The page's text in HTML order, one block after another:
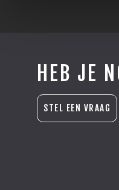
HEB JE
STEL EEN VRAAG